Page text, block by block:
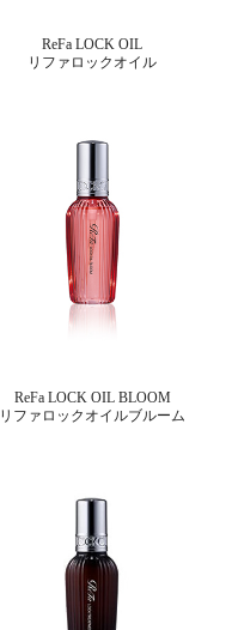
ReFa LOCK OIL
リファロックオイル
ReFa LOCK OIL BLOOM
リファロックオイルブルーム